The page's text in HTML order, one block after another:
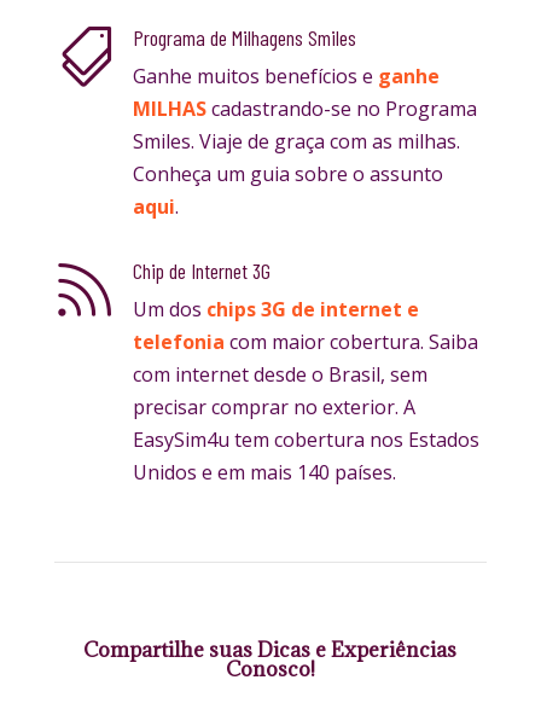

Programa de Milhagens Smiles
Ganhe muitos benefícios e ganhe
MILHAScadastrando-se no Programa
Smiles. Viaje de graça com as milhas.
Conheça um guia sobre o assunto
aqui.

Chip de Internet 3G
Um dos chips 3G de internet e
telefonia com maior cobertura. Saiba
com internet desde o Brasil, sem
precisar comprar no exterior. A
EasySim4u tem cobertura nos Estados
Unidos e em mais 140 países.
Compartilhe suas Dicas e Experiências
Conosco!